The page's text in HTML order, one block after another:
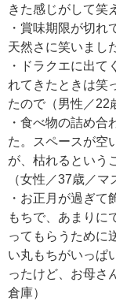
きた感じがして笑
・賞味期限が切
天然さに笑いまし
・ドラクエに出て
れてきたときは笑
たので（男性／22
・食べ物の詰め
た。スペースが空
が、枯れるという
（女性／37歳／マ
・お正月が過ぎ
もちで、あまりに
ってもらうために
い丸もちがいっぱ
ったけど、お母さ
倉庫）